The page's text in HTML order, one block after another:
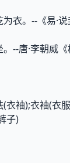
衣。--《易·说
--唐·李朝威《
(衣袖);衣袖(衣
子)